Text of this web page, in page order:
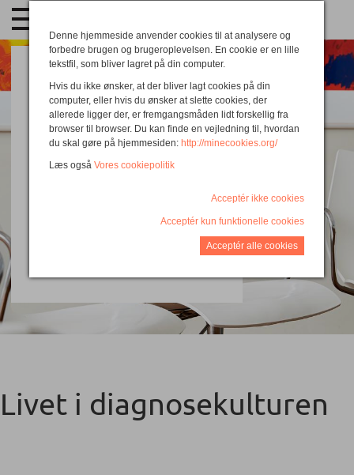
Temadag i Aarhus
Svend Brinkmann
diagnosekulturen
Svend Brinkmann
Konferencesalen - Storcenter Nord
Livet i diagnosekulturen
Denne hjemmeside anvender cookies til at analysere og
forbedre brugen og brugeroplevelsen. En cookie er en lille
tekstfil, som bliver lagret på din computer.
Hvis du ikke ønsker, at der bliver lagt cookies på din
computer, eller hvis du ønsker at slette cookies, der
allerede ligger der, er fremgangsmåden lidt forskellig fra
browser til browser. Du kan finde en vejledning til, hvordan
du skal gøre på hjemmesiden: http://minecookies.org/
Læs også Vores cookiepolitik
Acceptér ikke cookies
Acceptér kun funktionelle cookies
Acceptér alle cookies